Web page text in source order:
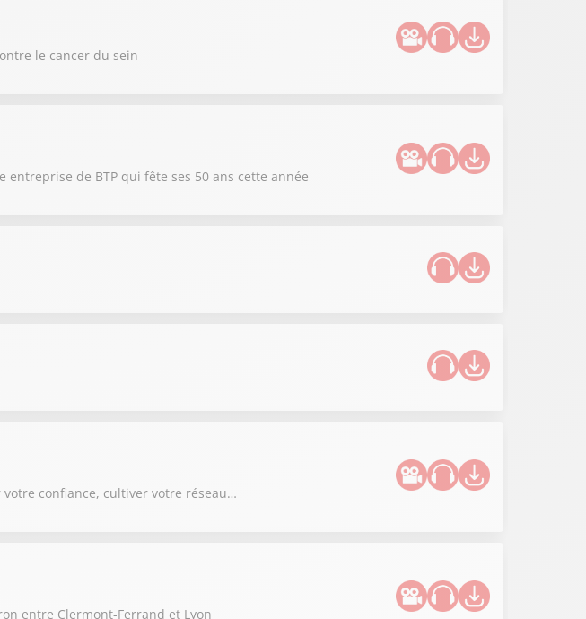
le cancer du sein
de BTP qui fête ses 50 ans cette année
confiance, cultiver votre réseau…
entre Clermont-Ferrand et Lyon